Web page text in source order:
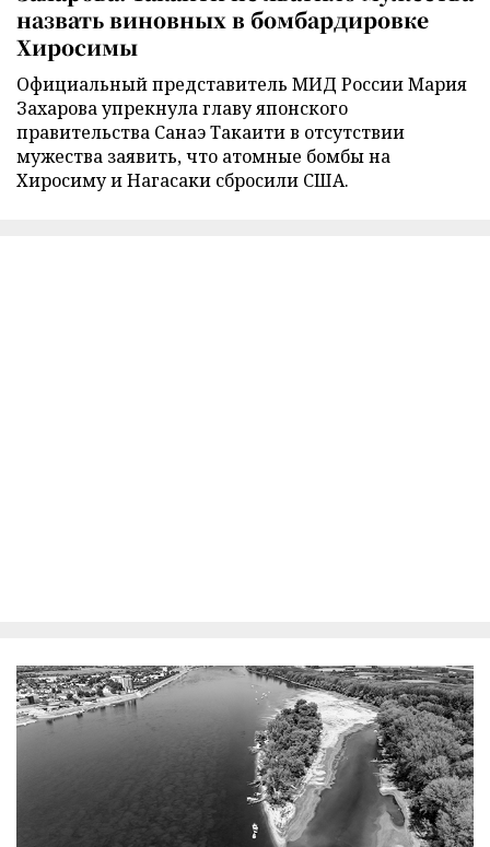
назвать виновных в бомбардировке
Хиросимы
Официальный представитель МИД России Мария
Захарова упрекнула главу японского
правительства Санаэ Такаити в отсутствии
мужества заявить, что атомные бомбы на
Хиросиму и Нагасаки сбросили США.